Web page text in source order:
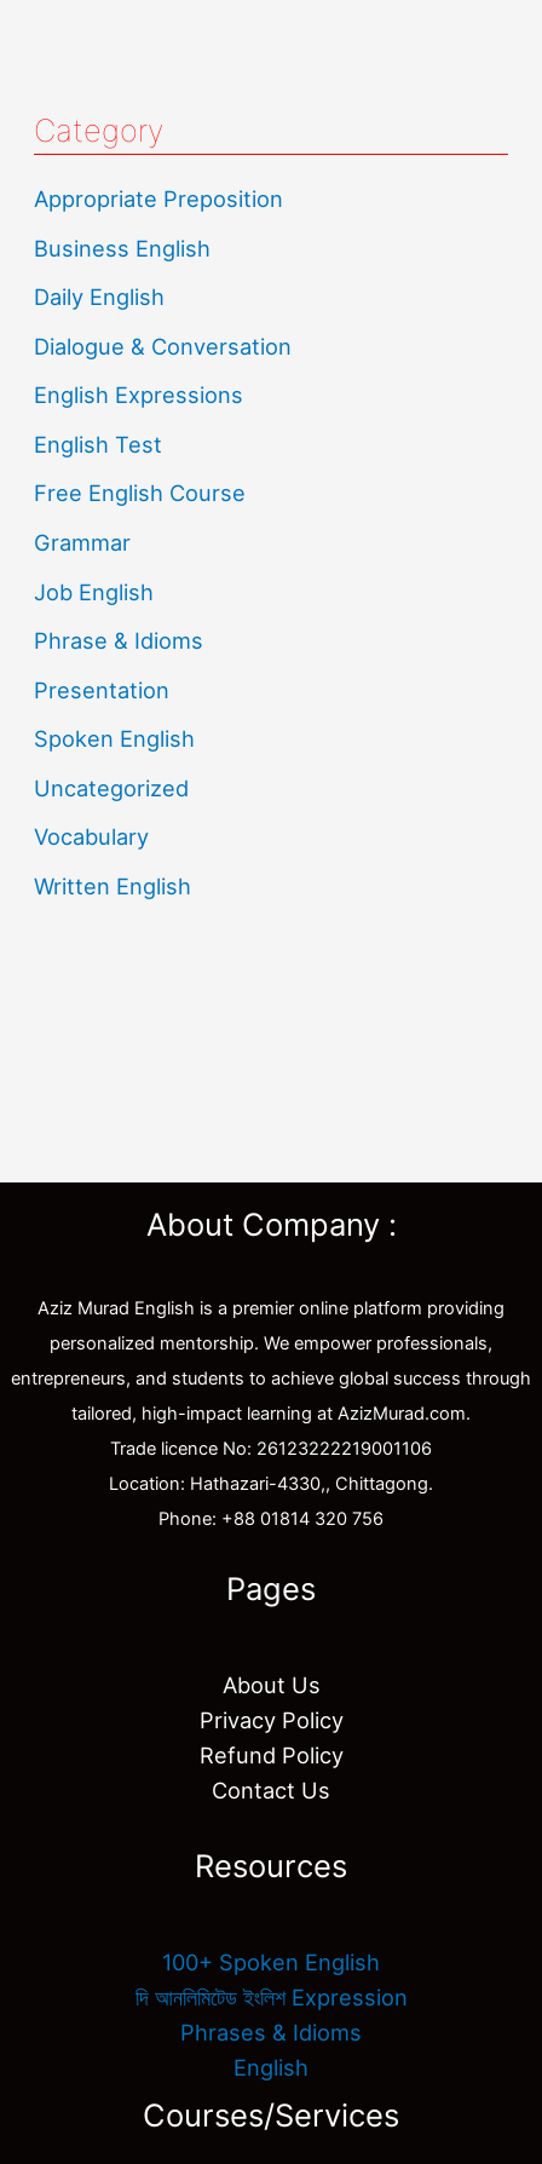
Category
Appropriate Preposition
Business English
Daily English
Dialogue & Conversation
English Expressions
English Test
Free English Course
Grammar
Job English
Phrase & Idioms
Presentation
Spoken English
Uncategorized
Vocabulary
Written English
About Company :
Aziz Murad English is a premier online platform providing
personalized mentorship. We empower professionals,
entrepreneurs, and students to achieve global success through
tailored, high-impact learning at AzizMurad.com.
Trade licence No: 26123222219001106
Location: Hathazari-4330,, Chittagong.
Phone: +88 01814 320 756
Pages
About Us
Privacy Policy
Refund Policy
Contact Us
Resources
100+ Spoken English
দি আনলিমিটেড ইংলিশ Expression
Phrases & Idioms
English
Courses/Services